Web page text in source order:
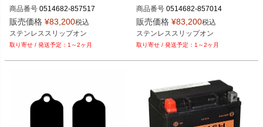
商品番号 0514682-857517
M型番：0514682 857517
EU型番：rem_0514682_857517
M型番：0514682 857517
販売価格 ¥83,200税込
1～2ヶ月
商品番号 0514682-857014
M型番：0514682 857014
販売価格 ¥83,200税込
1～2ヶ月